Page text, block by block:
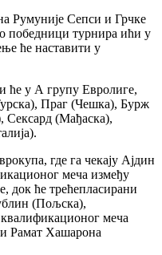
Румуније Сепси и Грчке
победници турнира ићи у
ће наставити у
ће у А групу Евролиге,
Праг (Чешка), Бурж
Сексард (Мађаска),
где га чекају Ајдин
меча између
док ће трећепласирани
(Пољска),
меча
Рамат Хашарона